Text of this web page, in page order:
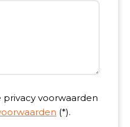
voorwaarden
(*).